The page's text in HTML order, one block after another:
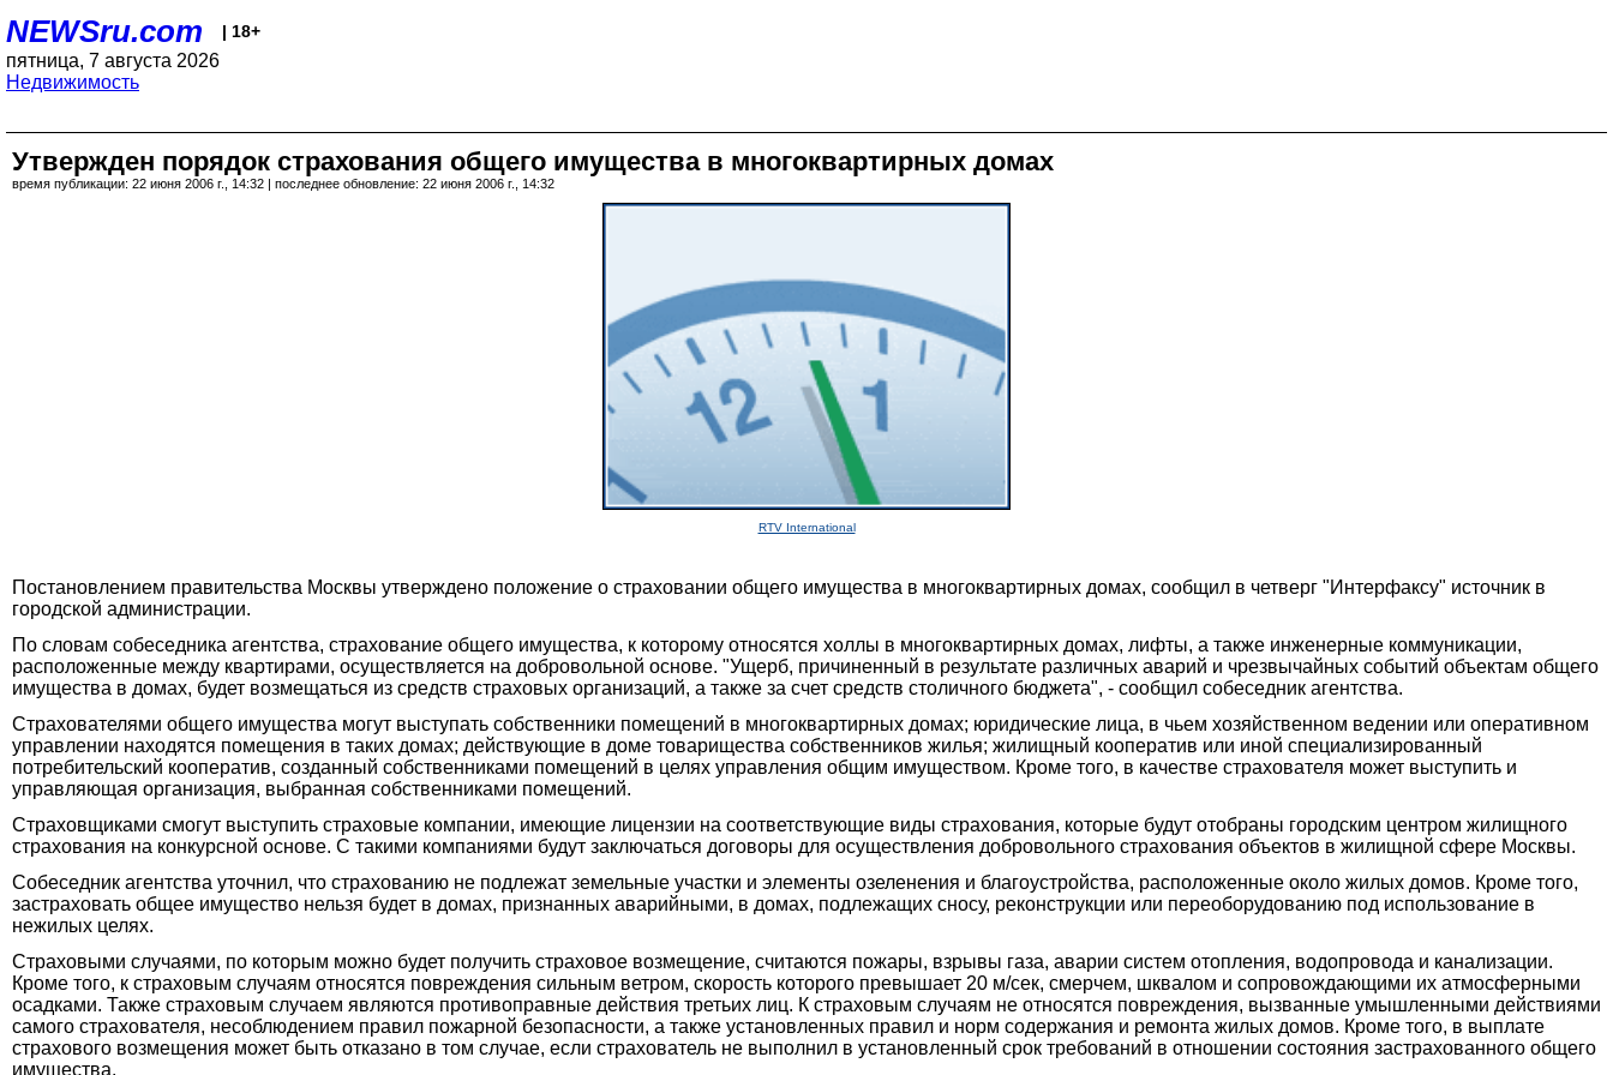
NEWSru.com | 18+
пятница, 7 августа 2026
Недвижимость
Утвержден порядок страхования общего имущества в многоквартирных домах
время публикации: 22 июня 2006 г., 14:32 | последнее обновление: 22 июня 2006 г., 14:32
RTV International
Постановлением правительства Москвы утверждено положение о страховании общего имущества в многоквартирных домах, сообщил в четверг "Интерфаксу" источник в
городской администрации.
По словам собеседника агентства, страхование общего имущества, к которому относятся холлы в многоквартирных домах, лифты, а также инженерные коммуникации,
расположенные между квартирами, осуществляется на добровольной основе. "Ущерб, причиненный в результате различных аварий и чрезвычайных событий объектам общего
имущества в домах, будет возмещаться из средств страховых организаций, а также за счет средств столичного бюджета", - сообщил собеседник агентства.
Страхователями общего имущества могут выступать собственники помещений в многоквартирных домах; юридические лица, в чьем хозяйственном ведении или оперативном
управлении находятся помещения в таких домах; действующие в доме товарищества собственников жилья; жилищный кооператив или иной специализированный
потребительский кооператив, созданный собственниками помещений в целях управления общим имуществом. Кроме того, в качестве страхователя может выступить и
управляющая организация, выбранная собственниками помещений.
Страховщиками смогут выступить страховые компании, имеющие лицензии на соответствующие виды страхования, которые будут отобраны городским центром жилищного
страхования на конкурсной основе. С такими компаниями будут заключаться договоры для осуществления добровольного страхования объектов в жилищной сфере Москвы.
Собеседник агентства уточнил, что страхованию не подлежат земельные участки и элементы озеленения и благоустройства, расположенные около жилых домов. Кроме того,
застраховать общее имущество нельзя будет в домах, признанных аварийными, в домах, подлежащих сносу, реконструкции или переоборудованию под использование в
нежилых целях.
Страховыми случаями, по которым можно будет получить страховое возмещение, считаются пожары, взрывы газа, аварии систем отопления, водопровода и канализации.
Кроме того, к страховым случаям относятся повреждения сильным ветром, скорость которого превышает 20 м/сек, смерчем, шквалом и сопровождающими их атмосферными
осадками. Также страховым случаем являются противоправные действия третьих лиц. К страховым случаям не относятся повреждения, вызванные умышленными действиями
самого страхователя, несоблюдением правил пожарной безопасности, а также установленных правил и норм содержания и ремонта жилых домов. Кроме того, в выплате
страхового возмещения может быть отказано в том случае, если страхователь не выполнил в установленный срок требований в отношении состояния застрахованного общего
имущества.